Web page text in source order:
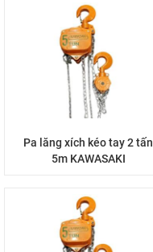
Pa lăng xích kéo tay 2 tấn
5m KAWASAKI